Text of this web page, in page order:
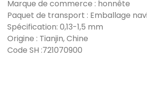
Marque de commerce : honnête
Paquet de transport : Emballage
Spécification: 0,13-1,5 mm
Origine : Tianjin, Chine
Code SH :721070900